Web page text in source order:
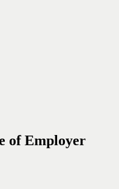
of Employer